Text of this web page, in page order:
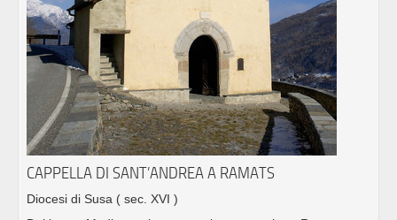
CAPPELLA DI SANT’ANDREA A RAMATS
Diocesi di Susa ( sec. XVI )